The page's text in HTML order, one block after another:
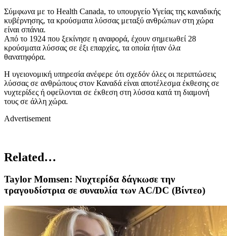
Σύμφωνα με το Health Canada, το υπουργείο Υγείας της καναδικής
κυβέρνησης, τα κρούσματα λύσσας μεταξύ ανθρώπων στη χώρα
είναι σπάνια.
Από το 1924 που ξεκίνησε η αναφορά, έχουν σημειωθεί 28
κρούσματα λύσσας σε έξι επαρχίες, τα οποία ήταν όλα
θανατηφόρα.
Η υγειονομική υπηρεσία ανέφερε ότι σχεδόν όλες οι περιπτώσεις
λύσσας σε ανθρώπους στον Καναδά είναι αποτέλεσμα έκθεσης σε
νυχτερίδες ή οφείλονται σε έκθεση στη λύσσα κατά τη διαμονή
τους σε άλλη χώρα.
Advertisement
Related…
Taylor Momsen: Νυχτερίδα δάγκωσε την
τραγουδίστρια σε συναυλία των AC/DC (Βίντεο)